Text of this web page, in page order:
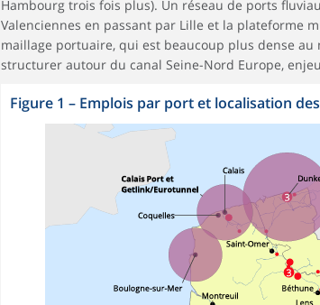
Hambourg trois fois plus). Un réseau de ports
Valenciennes en passant par Lille et la plateforme
maillage portuaire, qui est beaucoup plus dense
structurer autour du canal Seine-Nord Europe,
Figure 1 – Emplois par port et localisation